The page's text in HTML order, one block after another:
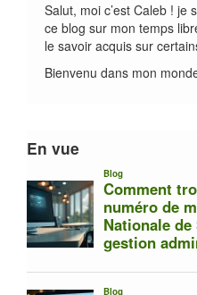
Salut, moi c’est Caleb ! je
ce blog sur mon temps
le savoir acquis sur
Bienvenu dans mon
En vue